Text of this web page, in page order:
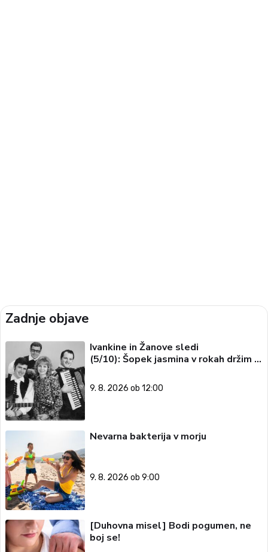
Zadnje objave
Ivankine in Žanove sledi
(5/10): Šopek jasmina v rokah držim …
9. 8. 2026 ob 12:00
Nevarna bakterija v morju
9. 8. 2026 ob 9:00
[Duhovna misel] Bodi pogumen, ne
boj se!